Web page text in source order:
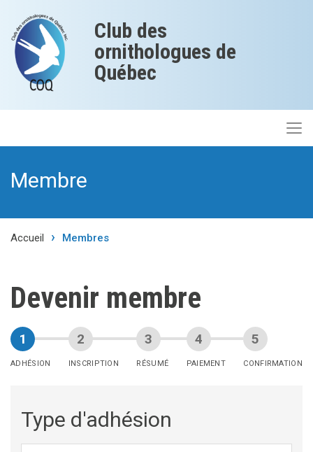
Club des
ornithologues de
Québec
Membre
Accueil Membres
Devenir membre
ADHÉSION INSCRIPTION RÉSUMÉ PAIEMENT CONFIRMATION
Type d'adhésion